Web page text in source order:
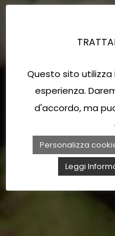
Questo sito
esperienza.
d'accordo, ma
Personalizza
Leggi